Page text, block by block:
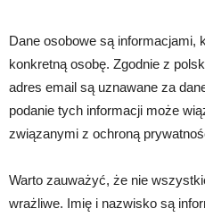
Dane osobowe są informacjami,
konkretną osobę. Zgodnie z
adres email są uznawane za
podanie tych informacji może
związanymi z ochroną
Warto zauważyć, że nie
wrażliwe. Imię i nazwisko są